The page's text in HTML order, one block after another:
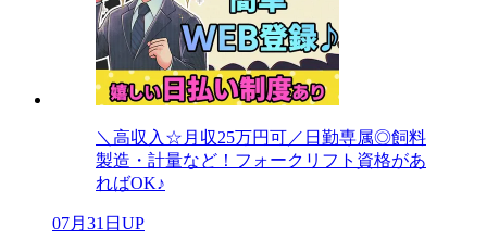
＼高収入☆月収25万円可／日勤専属◎飼料
製造・計量など！フォークリフト資格があ
ればOK♪
07月31日UP